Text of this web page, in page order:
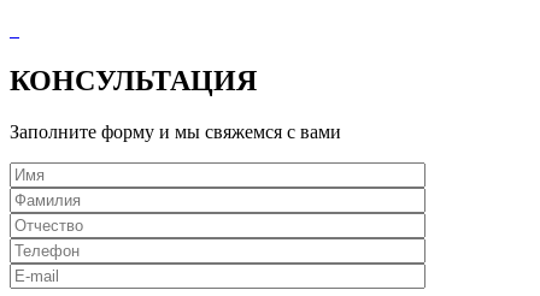
КОНСУЛЬТАЦИЯ
Заполните форму и мы свяжемся с вами